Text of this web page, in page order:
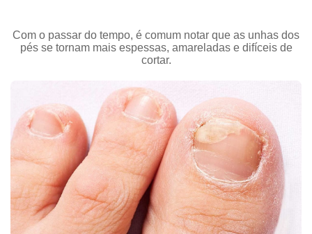
Com o passar do tempo, é comum notar que as unhas dos
pés se tornam mais espessas, amareladas e difíceis de
cortar.